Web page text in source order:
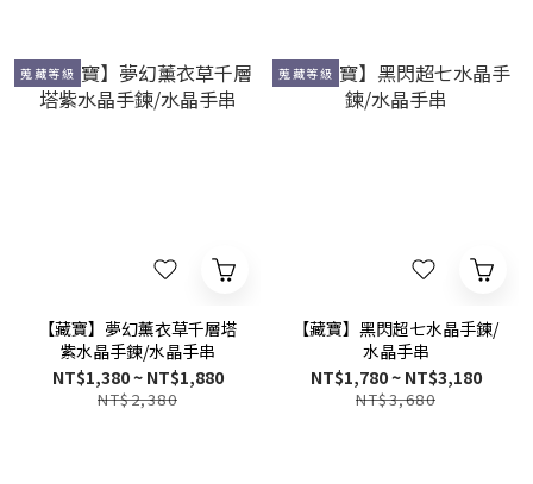
蒐藏等級
【藏寶】夢幻薰衣草千層塔
紫水晶手鍊/水晶手串
NT$1,380 ~ NT$1,880
NT$2,380
蒐藏等級
【藏寶】黑閃超七水晶手鍊/
水晶手串
NT$1,780 ~ NT$3,180
NT$3,680